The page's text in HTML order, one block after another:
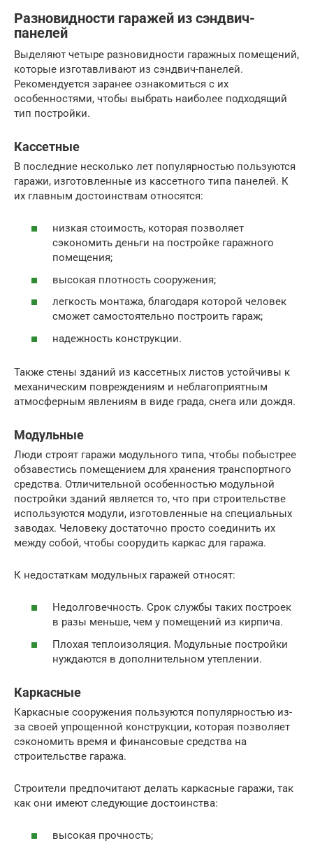
Разновидности гаражей из сэндвич-
панелей
Выделяют четыре разновидности гаражных помещений,
которые изготавливают из сэндвич-панелей.
Рекомендуется заранее ознакомиться с их
особенностями, чтобы выбрать наиболее подходящий
тип постройки.
Кассетные
В последние несколько лет популярностью пользуются
гаражи, изготовленные из кассетного типа панелей. К
их главным достоинствам относятся:
низкая стоимость, которая позволяет
сэкономить деньги на постройке гаражного
помещения;
высокая плотность сооружения;
легкость монтажа, благодаря которой человек
сможет самостоятельно построить гараж;
надежность конструкции.
Также стены зданий из кассетных листов устойчивы к
механическим повреждениям и неблагоприятным
атмосферным явлениям в виде града, снега или дождя.
Модульные
Люди строят гаражи модульного типа, чтобы побыстрее
обзавестись помещением для хранения транспортного
средства. Отличительной особенностью модульной
постройки зданий является то, что при строительстве
используются модули, изготовленные на специальных
заводах. Человеку достаточно просто соединить их
между собой, чтобы соорудить каркас для гаража.
К недостаткам модульных гаражей относят:
Недолговечность. Срок службы таких построек
в разы меньше, чем у помещений из кирпича.
Плохая теплоизоляция. Модульные постройки
нуждаются в дополнительном утеплении.
Каркасные
Каркасные сооружения пользуются популярностью из-
за своей упрощенной конструкции, которая позволяет
сэкономить время и финансовые средства на
строительстве гаража.
Строители предпочитают делать каркасные гаражи, так
как они имеют следующие достоинства:
высокая прочность;